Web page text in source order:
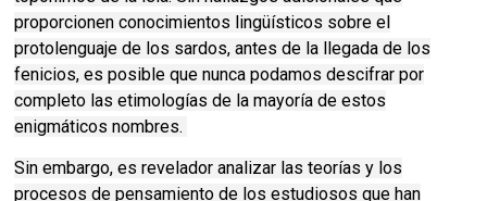
proporcionen conocimientos lingüísticos sobre el
protolenguaje de los sardos, antes de la llegada de los
fenicios, es posible que nunca podamos descifrar por
completo las etimologías de la mayoría de estos
enigmáticos nombres.
Sin embargo, es revelador analizar las teorías y los
procesos de pensamiento de los estudiosos que han